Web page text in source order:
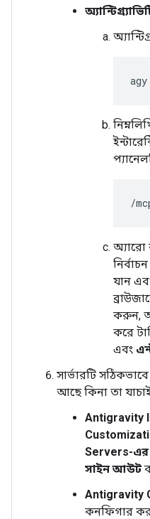
অ্যারো
যান
করুন,
করে
এবং
সার্ভারটি
আছে কিনা তা
Antigravity
Servers-এর
সাইন আউট
Antigravity
কনফিগার